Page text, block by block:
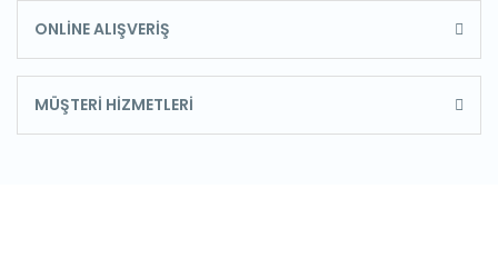
ONLİNE ALIŞVERİŞ
MÜŞTERİ HİZMETLERİ